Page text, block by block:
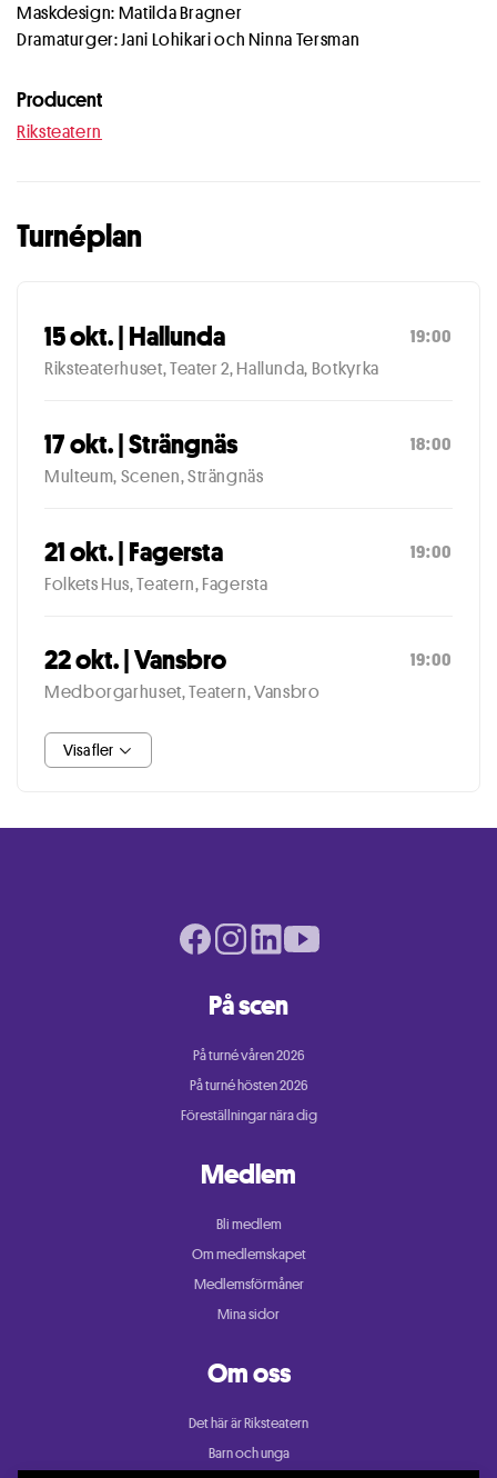
Maskdesign: Matilda Bragner
Dramaturger: Jani Lohikari och Ninna Tersman
Producent
Riksteatern
Turnéplan
15 okt. | Hallunda
Riksteaterhuset, Teater 2, Hallunda, Botkyrka
19:00
17 okt. | Strängnäs
Multeum, Scenen, Strängnäs
18:00
21 okt. | Fagersta
Folkets Hus, Teatern, Fagersta
19:00
22 okt. | Vansbro
Medborgarhuset, Teatern, Vansbro
19:00
Visa fler
På scen
På turné våren 2026
På turné hösten 2026
Föreställningar nära dig
Medlem
Bli medlem
Om medlemskapet
Medlemsförmåner
Mina sidor
Om oss
Det här är Riksteatern
Barn och unga
Facebook page
Instagram page
LinkedIn pageYoutube page